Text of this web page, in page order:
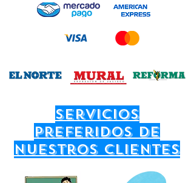
Métodos de pago
servicios
preferidos de
nuestros clientes